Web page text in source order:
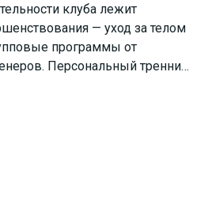
клуба лежит
— уход за телом
программы от
Персональный треннинг
и спортсменов. Бассейн —
за лицом и телом, а также